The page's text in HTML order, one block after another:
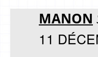
MANON
11